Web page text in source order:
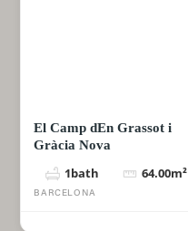
El Camp dEn Grassot i
Gràcia Nova
1bath 64.00m²
BARCELONA